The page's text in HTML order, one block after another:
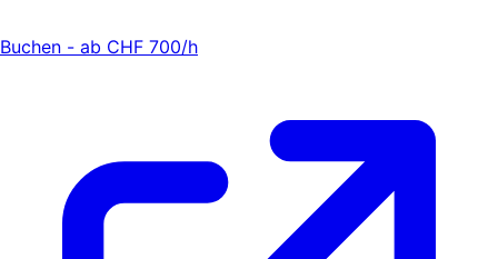
Buchen - ab CHF 700/h